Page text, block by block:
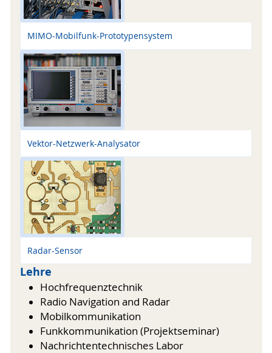
MIMO-Mobilfunk-Prototypensystem
Vektor-Netzwerk-Analysator
Radar-Sensor
Lehre
Hochfrequenztechnik
Radio Navigation and Radar
Mobilkommunikation
Funkkommunikation (Projektseminar)
Nachrichtentechnisches Labor